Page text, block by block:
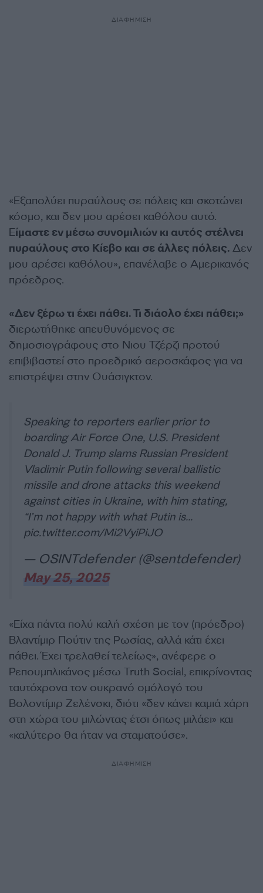
ΔΙΑΦΗΜΙΣΗ
«Εξαπολύει πυραύλους σε πόλεις και σκοτώνει
κόσμο, και δεν μου αρέσει καθόλου αυτό.
Είμαστε εν μέσω συνομιλιών κι αυτός στέλνει
πυραύλους στο Κίεβο και σε άλλες πόλεις. Δεν
μου αρέσει καθόλου», επανέλαβε ο Αμερικανός
πρόεδρος.
«Δεν ξέρω τι έχει πάθει. Τι διάολο έχει πάθει;»
διερωτήθηκε απευθυνόμενος σε
δημοσιογράφους στο Νιου Τζέρζι προτού
επιβιβαστεί στο προεδρικό αεροσκάφος για να
επιστρέψει στην Ουάσιγκτον.
Speaking to reporters earlier prior to
boarding Air Force One, U.S. President
Donald J. Trump slams Russian President
Vladimir Putin following several ballistic
missile and drone attacks this weekend
against cities in Ukraine, with him stating,
“I’m not happy with what Putin is…
pic.twitter.com/Mi2VyiPiJO
— OSINTdefender (@sentdefender)
May 25, 2025
«Είχα πάντα πολύ καλή σχέση με τον (πρόεδρο)
Βλαντίμιρ Πούτιν της Ρωσίας, αλλά κάτι έχει
πάθει. Έχει τρελαθεί τελείως», ανέφερε ο
Ρεπουμπλικάνος μέσω Truth Social, επικρίνοντας
ταυτόχρονα τον ουκρανό ομόλογό του
Βολοντίμιρ Ζελένσκι, διότι «δεν κάνει καμιά χάρη
στη χώρα του μιλώντας έτσι όπως μιλάει» και
«καλύτερο θα ήταν να σταματούσε».
ΔΙΑΦΗΜΙΣΗ